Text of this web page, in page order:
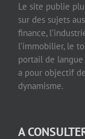
Le site publie
sur des sujets
finance,
l’immobilier, le
portail de
a pour objectif
dynamisme.
A